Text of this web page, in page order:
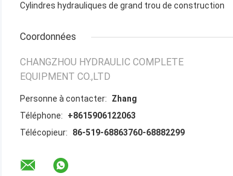
Cylindres hydrauliques de grand trou de construction
Coordonnées
CHANGZHOU HYDRAULIC COMPLETE
EQUIPMENT CO.,LTD
Personne à contacter:
Zhang
Téléphone:
+8615906122063
Télécopieur:
86-519-68863760-68882299